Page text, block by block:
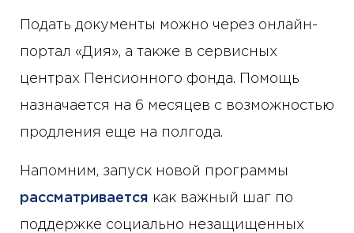
Подать документы можно через онлайн-
портал «Дия», а также в сервисных
центрах Пенсионного фонда. Помощь
назначается на 6 месяцев с возможностью
продления еще на полгода.
Напомним, запуск новой программы
рассматривается как важный шаг по
поддержке социально незащищенных